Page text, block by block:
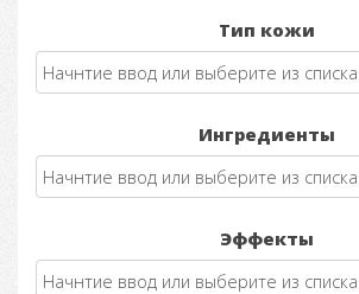
Тип кожи
Ингредиенты
Эффекты